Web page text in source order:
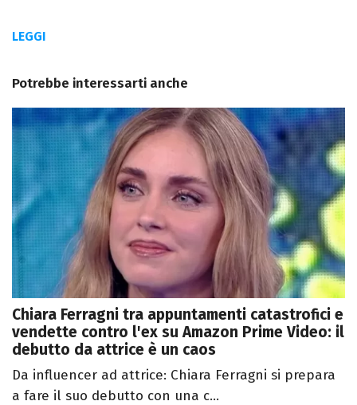
LEGGI
Potrebbe interessarti anche
Chiara Ferragni tra appuntamenti catastrofici e
vendette contro l'ex su Amazon Prime Video: il
debutto da attrice è un caos
Da influencer ad attrice: Chiara Ferragni si prepara
a fare il suo debutto con una c...